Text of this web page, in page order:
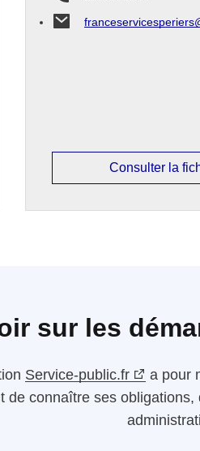
Consulter la
sur les
Service-public.fr
a pour
de connaître ses